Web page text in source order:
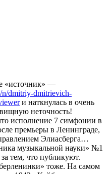
«источник» —
n/dmitriy-dmitrievich-
и наткнулась в очень
неточность!
исполнение 7 симфонии в
премьеры в Ленинграде,
Элиасберга…
музыкальной науки» №1
тем, что публикуют.
тоже. На самом